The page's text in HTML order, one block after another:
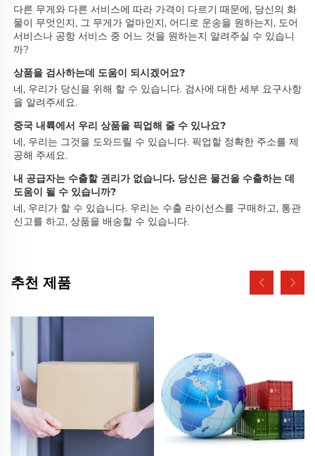
다른 무게와 다른 서비스에 따라 가격이 다르기 때문에, 당신의 화
물이 무엇인지, 그 무게가 얼마인지, 어디로 운송을 원하는지, 도어
서비스나 공항 서비스 중 어느 것을 원하는지 알려주실 수 있습니
까?
상품을 검사하는데 도움이 되시겠어요?
네, 우리가 당신을 위해 할 수 있습니다. 검사에 대한 세부 요구사항
을 알려주세요.
중국 내륙에서 우리 상품을 픽업해 줄 수 있나요?
네, 우리는 그것을 도와드릴 수 있습니다. 픽업할 정확한 주소를 제
공해 주세요.
내 공급자는 수출할 권리가 없습니다. 당신은 물건을 수출하는 데
도움이 될 수 있습니까?
네, 우리가 할 수 있습니다. 우리는 수출 라이선스를 구매하고, 통관
신고를 하고, 상품을 배송할 수 있습니다.
추천 제품